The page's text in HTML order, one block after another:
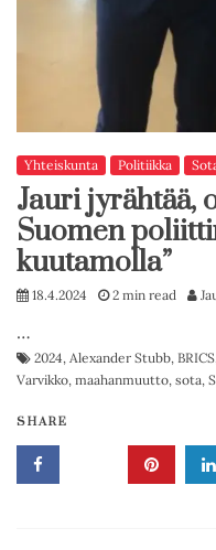
Yhteiskunta Politiikka
Jauri jyrähtää,
Suomen
kuutamolla”
18.4.2024 2 min read
…
2024, Alexander Stubb, BRICS
Varvikko, maahanmuutto, sota,
SHARE